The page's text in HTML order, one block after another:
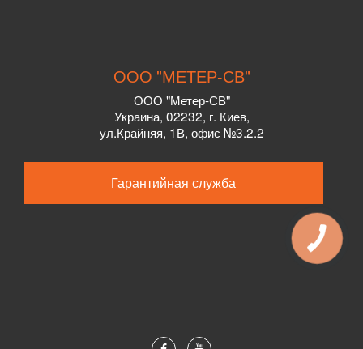
ООО "МЕТЕР-СВ"
ООО "Метер-СВ"
Украина, 02232, г. Киев,
ул.Крайняя, 1В, офис №3.2.2
Гарантийная служба